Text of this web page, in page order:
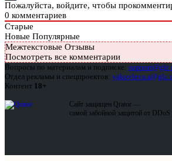
Пожалуйста, войдите, чтобы
0 комментариев
Старые
Новые Популярные
Межтекстовые Отзывы
Посмотреть все комментарии
Вопросы по материалам и подписке:
Отдел рекламы и спецпроектов:
Контент 18+
Сайт защищен Qrator —
самой забойной защитой от